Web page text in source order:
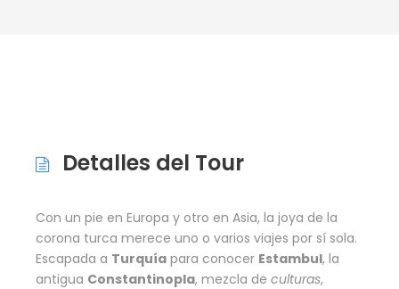
Detalles del Tour
Con un pie en Europa y otro en Asia, la joya de la
corona turca merece uno o varios viajes por sí sola.
Escapada a Turquía para conocer Estambul, la
antigua Constantinopla, mezcla de culturas,